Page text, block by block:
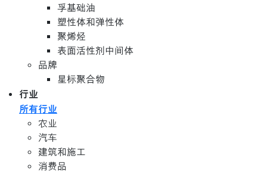
孚基础油
塑性体和弹性体
聚烯烃
表面活性剂中间体
品牌
星标聚合物
行业
所有行业
农业
汽车
建筑和施工
消费品